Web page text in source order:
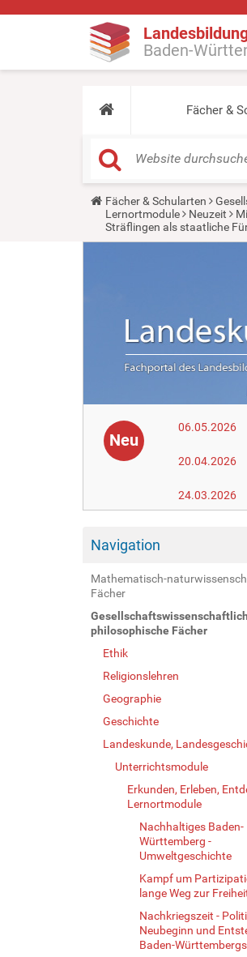
Baden-
Fächer &
Y
a
Fächer & Schularten
Lernortmodule
Neuzeit
Sträflingen als staatliche
Neu
06.05.2026
20.04.2026
24.03.2026
Navigation
Mathematisch-
Fächer
philosophische Fächer
Ethik
Religionslehren
Geographie
Geschichte
Landeskunde,
Unterrichtsmodule
Erkunden, Erleben,
Lernortmodule
Nachhaltiges Baden-
Württemberg -
Umweltgeschichte
Kampf um
lange Weg zur
Nachkriegszeit -
Neubeginn und
Baden-Württembergs